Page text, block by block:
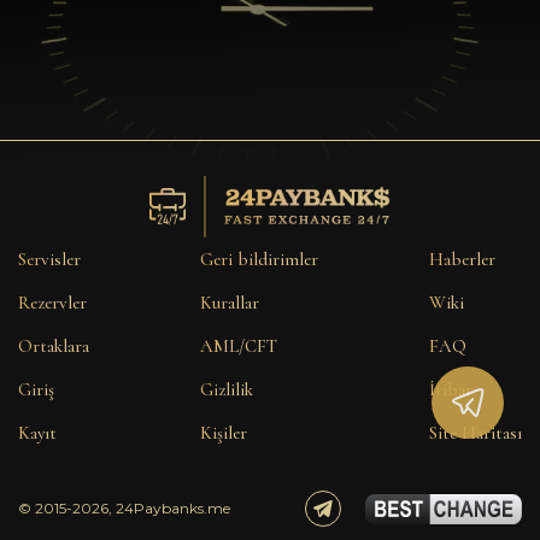
Servisler
Rezervler
Ortaklara
Giriş
Kayıt
Geri bildirimler
Kurallar
AML/CFT
Gizlilik
Kişiler
Haberler
Wiki
FAQ
İtibar
Site Haritası
© 2015-2026, 24Paybanks.me